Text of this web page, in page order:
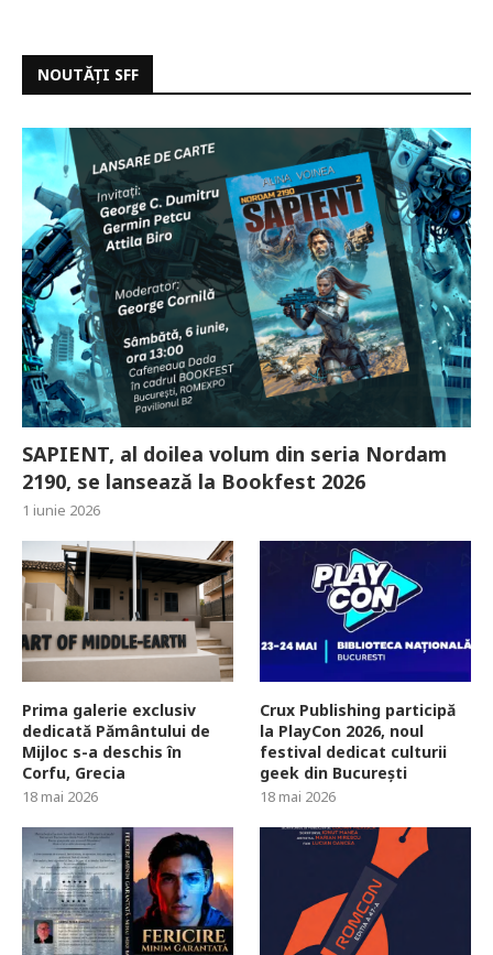
NOUTĂȚI SFF
SAPIENT, al doilea volum din seria Nordam
2190, se lansează la Bookfest 2026
1 iunie 2026
Prima galerie exclusiv
dedicată Pământului de
Mijloc s-a deschis în
Corfu, Grecia
18 mai 2026
Crux Publishing participă
la PlayCon 2026, noul
festival dedicat culturii
geek din București
18 mai 2026